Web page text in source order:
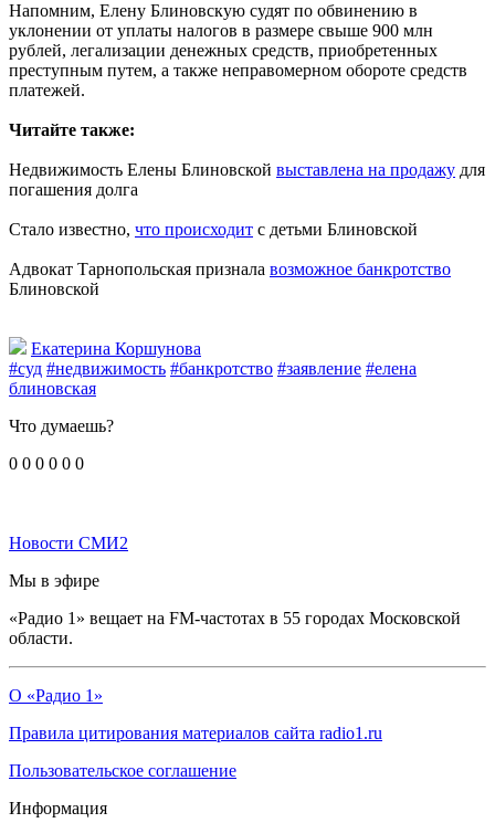
Напомним, Елену Блиновскую судят по обвинению в
уклонении от уплаты налогов в размере свыше 900 млн
рублей, легализации денежных средств, приобретенных
преступным путем, а также неправомерном обороте средств
платежей.
Читайте также:
Недвижимость Елены Блиновской выставлена на продажу для
погашения долга
Стало известно, что происходит с детьми Блиновской
Адвокат Тарнопольская признала возможное банкротство
Блиновской
Екатерина Коршунова
#суд #недвижимость #банкротство #заявление #елена
блиновская
Что думаешь?
0 0 0 0 0 0
Новости СМИ2
Мы в эфире
«Радио 1» вещает на FM-частотах в 55 городах Московской
области.
О «Радио 1»
Правила цитирования материалов сайта radio1.ru
Пользовательское соглашение
Информация